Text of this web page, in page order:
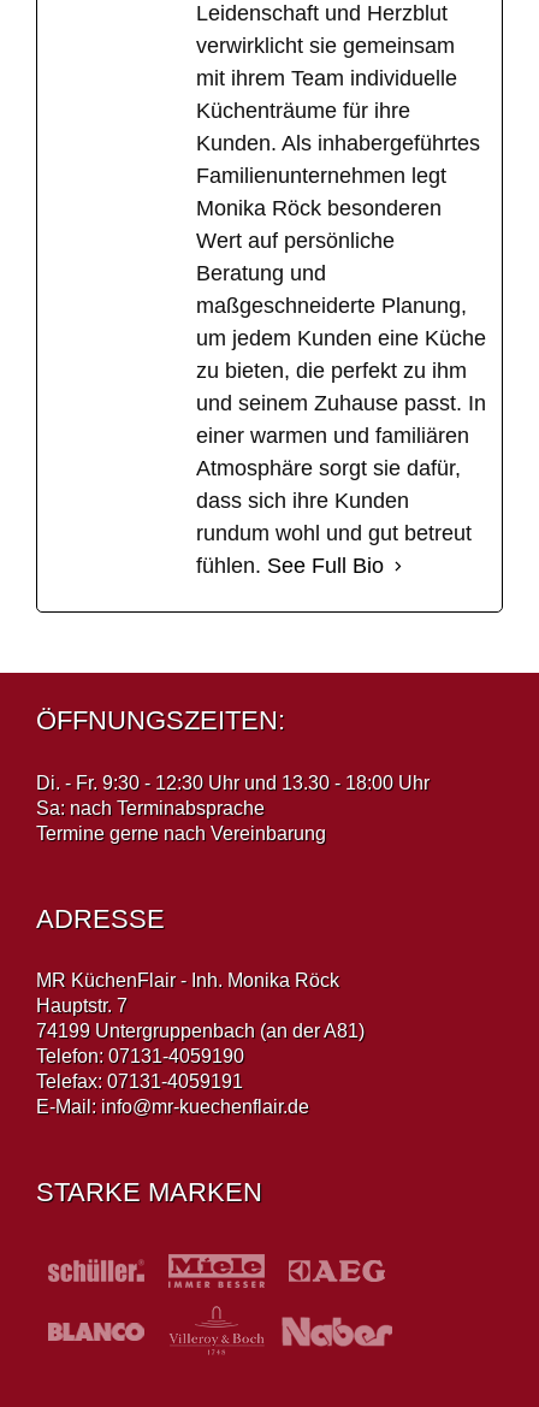
Leidenschaft und Herzblut
verwirklicht sie gemeinsam
mit ihrem Team individuelle
Küchenträume für ihre
Kunden. Als inhabergeführtes
Familienunternehmen legt
Monika Röck besonderen
Wert auf persönliche
Beratung und
maßgeschneiderte Planung,
um jedem Kunden eine Küche
zu bieten, die perfekt zu ihm
und seinem Zuhause passt. In
einer warmen und familiären
Atmosphäre sorgt sie dafür,
dass sich ihre Kunden
rundum wohl und gut betreut
fühlen. See Full Bio
ÖFFNUNGSZEITEN:
Di. - Fr. 9:30 - 12:30 Uhr und 13.30 - 18:00 Uhr
Sa: nach Terminabsprache
Termine gerne nach Vereinbarung
ADRESSE
MR KüchenFlair - Inh. Monika Röck
Hauptstr. 7
74199 Untergruppenbach (an der A81)
Telefon: 07131-4059190
Telefax: 07131-4059191
E-Mail: info@mr-kuechenflair.de
STARKE MARKEN